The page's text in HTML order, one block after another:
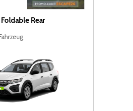
Foldable Rear